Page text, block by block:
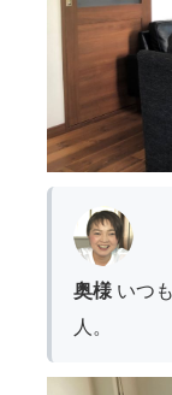
奥様 いつ
人。